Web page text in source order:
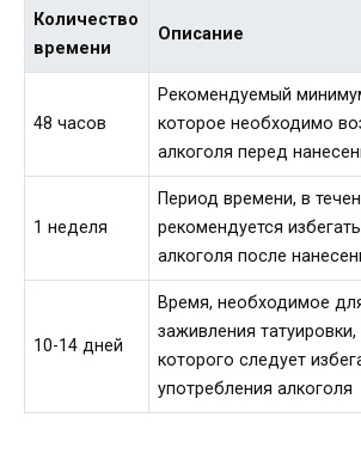
Количество
времени
Описание
48 часов
Рекомендуемый
которое необходимо
алкоголя перед
1 неделя
Период времени, в
рекомендуется
алкоголя после
10-14 дней
Время, необходимое
заживления
которого следует
употребления алкоголя